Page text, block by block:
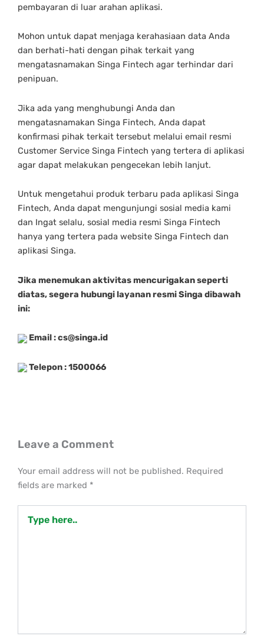
pembayaran di luar arahan aplikasi.
Mohon untuk dapat menjaga kerahasiaan data Anda
dan berhati-hati dengan pihak terkait yang
mengatasnamakan Singa Fintech agar terhindar dari
penipuan.
Jika ada yang menghubungi Anda dan
mengatasnamakan Singa Fintech, Anda dapat
konfirmasi pihak terkait tersebut melalui email resmi
Customer Service Singa Fintech yang tertera di aplikasi
agar dapat melakukan pengecekan lebih lanjut.
Untuk mengetahui produk terbaru pada aplikasi Singa
Fintech, Anda dapat mengunjungi sosial media kami
dan Ingat selalu, sosial media resmi Singa Fintech
hanya yang tertera pada website Singa Fintech dan
aplikasi Singa.
Jika menemukan aktivitas mencurigakan seperti
diatas, segera hubungi layanan resmi Singa dibawah
ini:
Email :cs@singa.id
Telepon : 1500066
Leave a Comment
Your email address will not be published. Required
fields are marked *
here..